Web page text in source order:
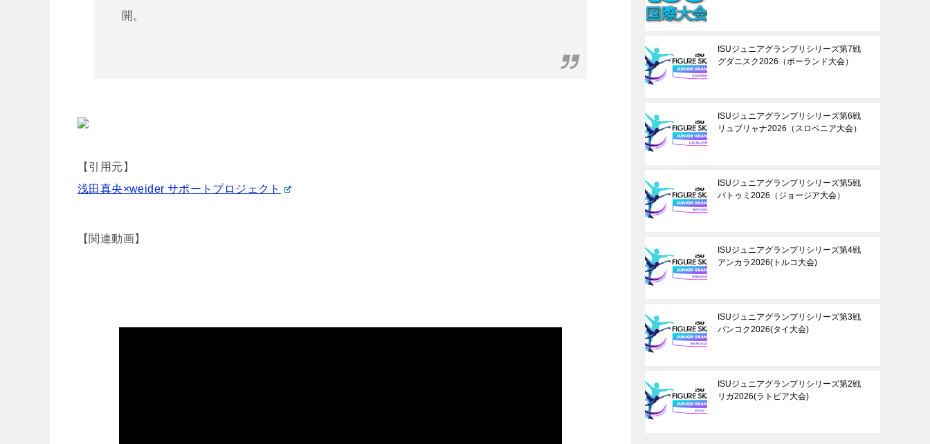
開。
【引用元】
浅田真央×weider サポートプロジェクト
【関連動画】
ISUジュニアグランプリシリーズ第7戦
グダニスク2026（ポーランド大会）
ISUジュニアグランプリシリーズ第6戦
リュブリャナ2026（スロベニア大会）
ISUジュニアグランプリシリーズ第5戦
バトゥミ2026（ジョージア大会）
ISUジュニアグランプリシリーズ第4戦
アンカラ2026(トルコ大会)
ISUジュニアグランプリシリーズ第3戦
バンコク2026(タイ大会)
ISUジュニアグランプリシリーズ第2戦
リガ2026(ラトビア大会)